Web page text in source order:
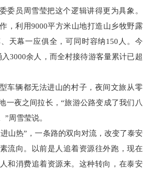
委员周雪莹把这个逻辑讲得更为具象。
，利用9000平方米山地打造山乡牧野露
天幕一应俱全，可同时容纳150人。今
3000余人，而全村接待游客量累计已超
车辆都无法进山的村子，夜间文旅从零
一夜之间拉长，“旅游公路变成了我们八
”周雪莹说。
进山热”，一条路的双向对流，改变了泰安
流向。以前是人追着资源往外跑，现在
和消费追着资源来。这种转向，在泰安